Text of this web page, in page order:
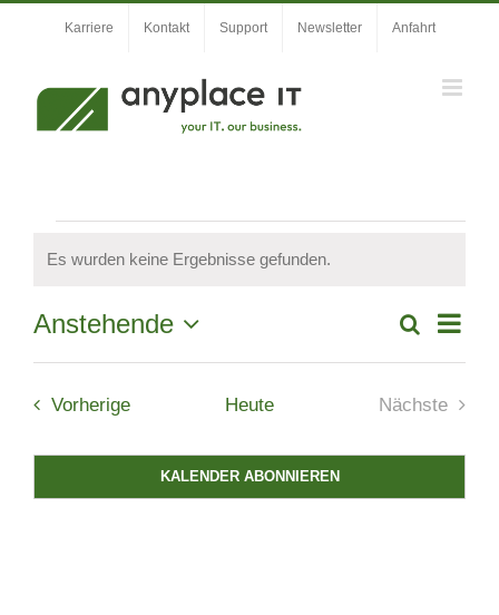
Karriere Kontakt Support Newsletter Anfahrt
Veranstaltungen
Hinweis
Es wurden keine Ergebnisse gefunden.
und
Suche
Liste
Anstehende
Datum
VorherigeVeranstaltungen
Heute
Nächste
KALENDER ABONNIEREN